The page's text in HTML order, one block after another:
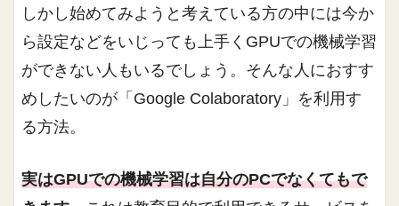
しかし始めてみようと考えている方の中には今か
ら設定などをいじっても上手くGPUでの機械学習
ができない人もいるでしょう。そんな人におすす
めしたいのが「Google Colaboratory」を利用す
る方法。
実はGPUでの機械学習は自分のPCでなくてもで